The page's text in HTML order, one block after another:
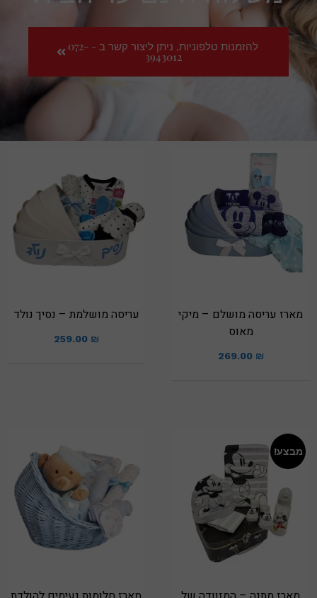
להזמנות טלפוניות, ניתן ליצור קשר ב - 072-
3943012
מארז עריסה מושלם – מיקי
מאוס
269.00 ₪
עריסה מושלמת – נסיך נולד
259.00 ₪
מבצע!